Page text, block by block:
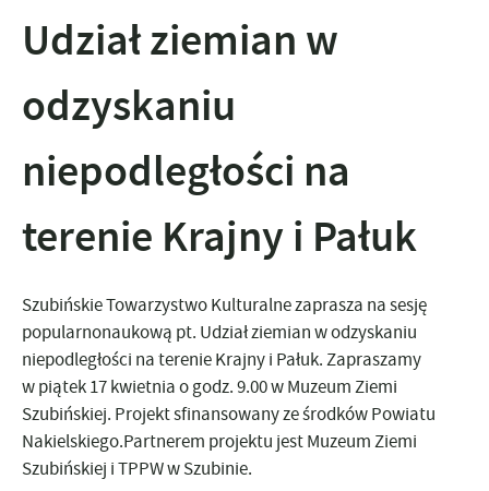
Udział ziemian w
odzyskaniu
niepodległości na
terenie Krajny i Pałuk
Szubińskie Towarzystwo Kulturalne zaprasza na sesję
popularnonaukową pt. Udział ziemian w odzyskaniu
niepodległości na terenie Krajny i Pałuk. Zapraszamy
w piątek 17 kwietnia o godz. 9.00 w Muzeum Ziemi
Szubińskiej. Projekt sfinansowany ze środków Powiatu
Nakielskiego.Partnerem projektu jest Muzeum Ziemi
Szubińskiej i TPPW w Szubinie.